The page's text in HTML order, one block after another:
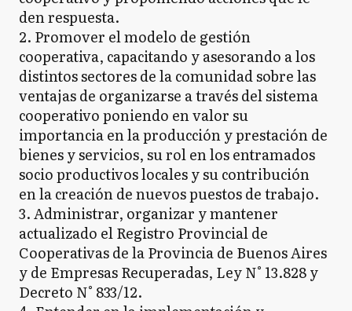
den respuesta.
2. Promover el modelo de gestión
cooperativa, capacitando y asesorando a los
distintos sectores de la comunidad sobre las
ventajas de organizarse a través del sistema
cooperativo poniendo en valor su
importancia en la producción y prestación de
bienes y servicios, su rol en los entramados
socio productivos locales y su contribución
en la creación de nuevos puestos de trabajo.
3. Administrar, organizar y mantener
actualizado el Registro Provincial de
Cooperativas de la Provincia de Buenos Aires
y de Empresas Recuperadas, Ley N° 13.828 y
Decreto N° 833/12.